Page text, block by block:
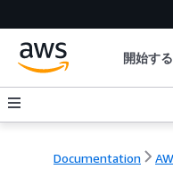
開始する
Documentation